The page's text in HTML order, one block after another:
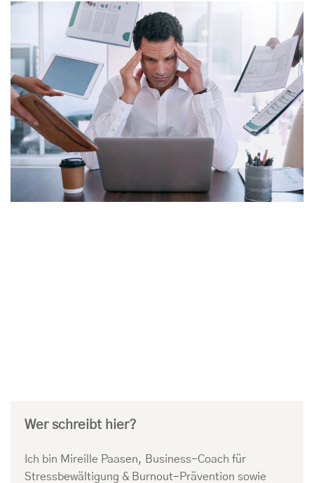
Wer schreibt hier?
Ich bin Mireille Paasen, Business-Coach für
Stressbewältigung & Burnout-Prävention sowie